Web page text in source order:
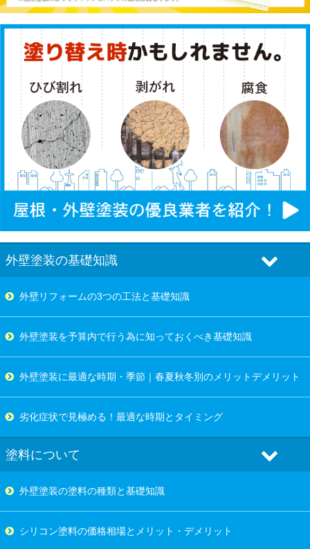
外壁塗装の基礎知識
外壁リフォームの3つの工法と基礎知識
外壁塗装を予算内で行う為に知っておくべき基礎知識
外壁塗装に最適な時期・季節｜春夏秋冬別のメリットデメリット
劣化症状で見極める！最適な時期とタイミング
塗料について
外壁塗装の塗料の種類と基礎知識
シリコン塗料の価格相場とメリット・デメリット